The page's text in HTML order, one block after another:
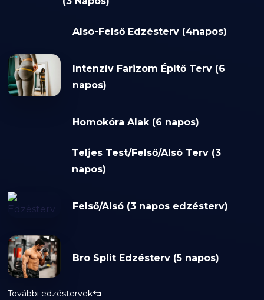
Also-Felső Edzésterv (4napos)
Intenzív Farizom Építő Terv (6
napos)
Homokóra Alak (6 napos)
Teljes Test/Felső/Alsó Terv (3
napos)
Felső/Alsó (3 napos edzésterv)
Bro Split Edzésterv (5 napos)
További edzéstervek